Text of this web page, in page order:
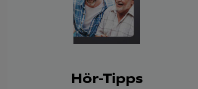
Hör-Tipps